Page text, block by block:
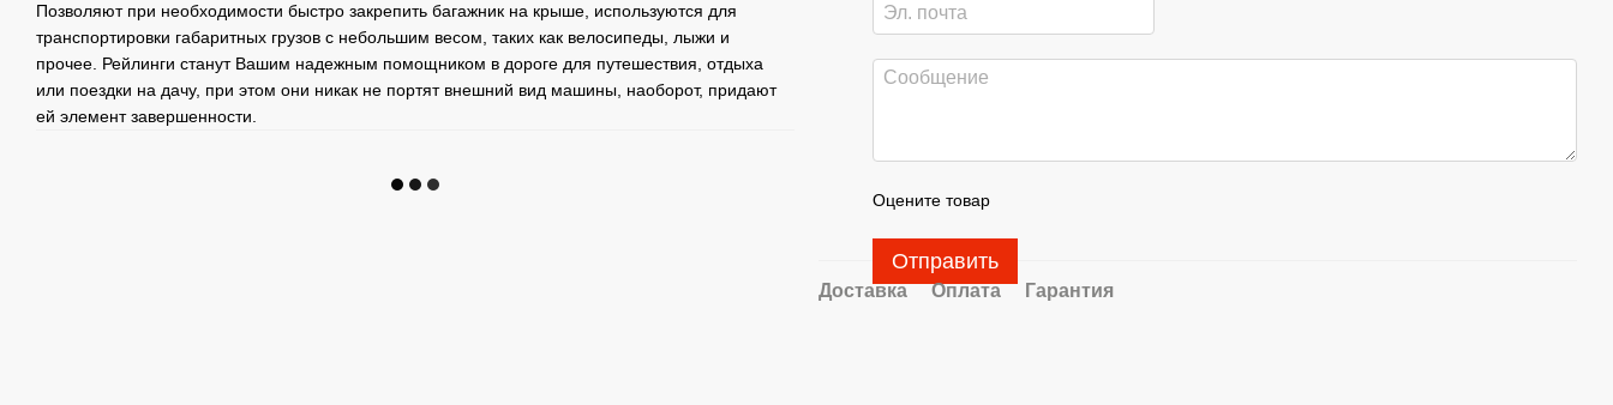
Позволяют при необходимости быстро закрепить багажник на крыше, используются для
транспортировки габаритных грузов с небольшим весом, таких как велосипеды, лыжи и
прочее. Рейлинги станут Вашим надежным помощником в дороге для путешествия, отдыха
или поездки на дачу, при этом они никак не портят внешний вид машины, наоборот, придают
ей элемент завершенности.
Оцените товар
Отправить
Доставка Оплата Гарантия